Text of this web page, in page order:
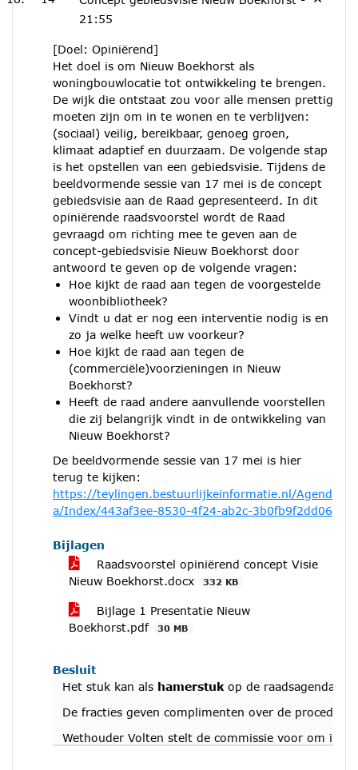
21:55
[Doel: Opiniërend]
Het doel is om Nieuw Boekhorst als
woningbouwlocatie tot ontwikkeling te brengen.
De wijk die ontstaat zou voor alle mensen prettig
moeten zijn om in te wonen en te verblijven:
(sociaal) veilig, bereikbaar, genoeg groen,
klimaat adaptief en duurzaam. De volgende stap
is het opstellen van een gebiedsvisie. Tijdens de
beeldvormende sessie van 17 mei is de concept
gebiedsvisie aan de Raad gepresenteerd. In dit
opiniërende raadsvoorstel wordt de Raad
gevraagd om richting mee te geven aan de
concept-gebiedsvisie Nieuw Boekhorst door
antwoord te geven op de volgende vragen:
Hoe kijkt de raad aan tegen de voorgestelde
woonbibliotheek?
Vindt u dat er nog een interventie nodig is en
zo ja welke heeft uw voorkeur?
Hoe kijkt de raad aan tegen de
(commerciële)voorzieningen in Nieuw
Boekhorst?
Heeft de raad andere aanvullende voorstellen
die zij belangrijk vindt in de ontwikkeling van
Nieuw Boekhorst?
De beeldvormende sessie van 17 mei is hier
terug te kijken:
https://teylingen.bestuurlijkeinformatie.nl/Agend
a/Index/443af3ee-8530-4f24-ab2c-3b0fb9f2dd06
Bijlagen
Raadsvoorstel opiniërend concept Visie
Nieuw Boekhorst.docx
332 KB
Bijlage 1 Presentatie Nieuw
Boekhorst.pdf
30 MB
Besluit
Het stuk kan als hamerstuk op de raadsagenda
De fracties geven complimenten over de
Wethouder Volten stelt de commissie voor om in